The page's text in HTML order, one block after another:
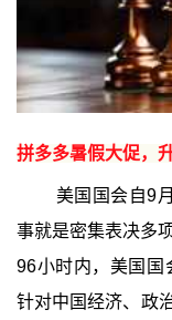
拼多多暑假大促，
美国国会自9
事就是密集表决多
96小时内，美国国
针对中国经济、政